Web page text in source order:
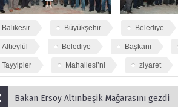
Balıkesir Büyükşehir Belediye
Altıeylül Belediye Başkanı
Tayyipler Mahallesi’ni ziyaret
Bakan Ersoy Altınbeşik Mağarasını gezdi